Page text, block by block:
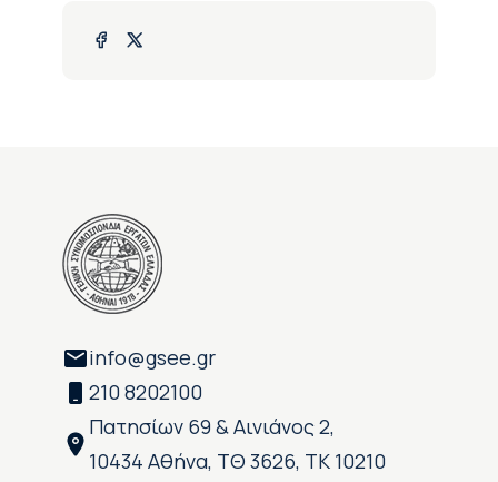
info@gsee.gr
210 8202100
Πατησίων 69 & Αινιάνος 2,
10434 Αθήνα, ΤΘ 3626, ΤΚ 10210